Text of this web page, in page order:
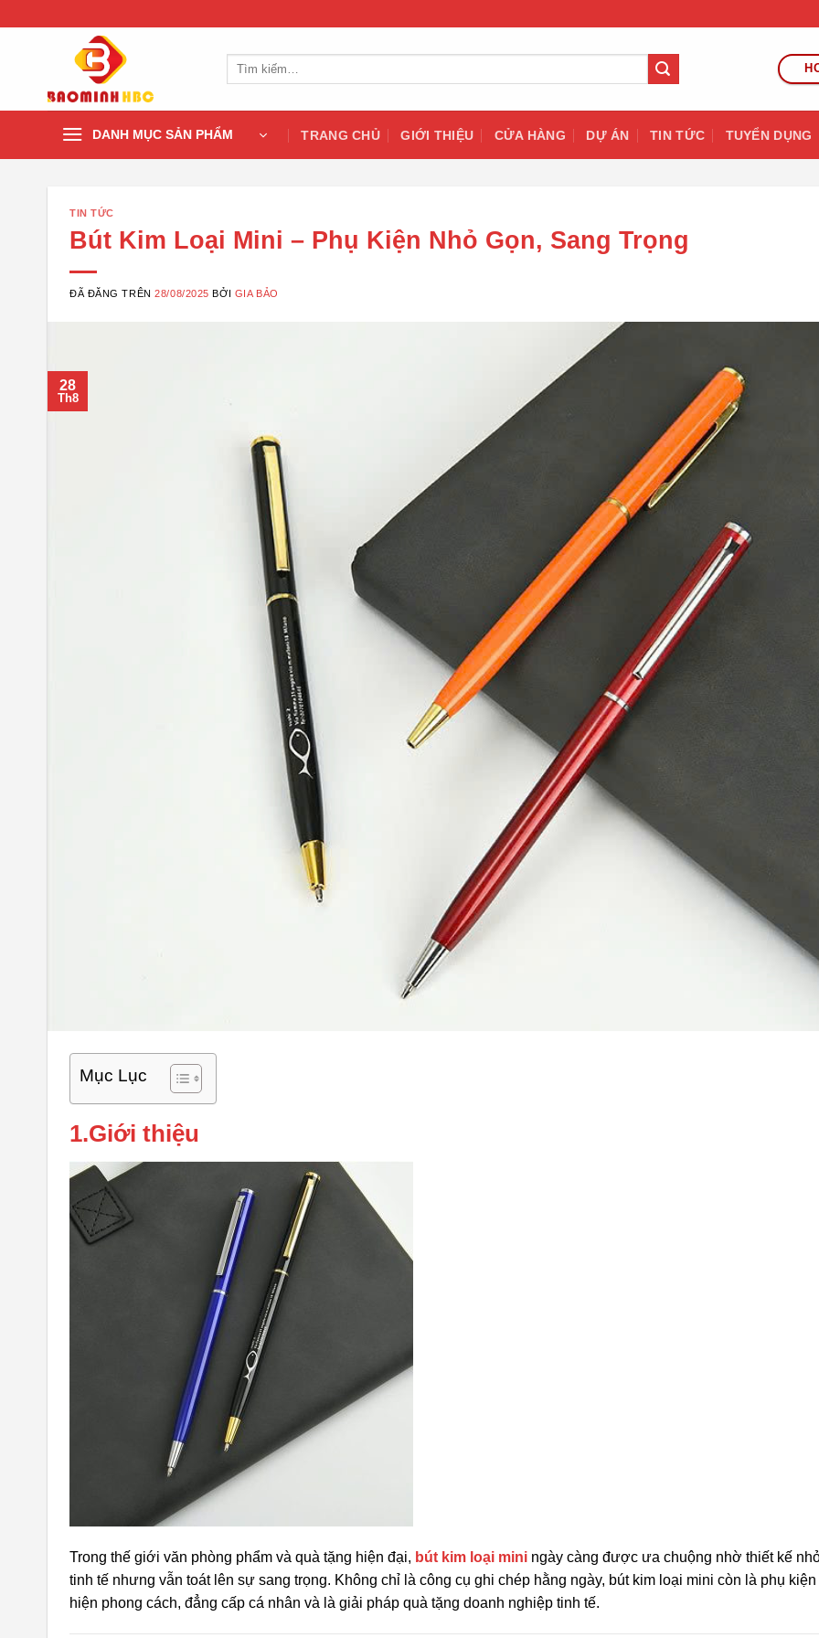
Tìm
DANH MỤC SẢN PHẨM TRANG CHỦ GIỚI THIỆU CỬA HÀNG DỰ ÁN TIN TỨC TUYỂN DỤNG
TIN TỨC
Bút Kim Loại Mini – Phụ Kiện Nhỏ Gọn, Sang Trọng
ĐÃ ĐĂNG TRÊN28/08/2025 BỞI GIA BẢO
28
Th8
Mục Lục
1.Giới thiệu
Trong thế giới văn phòng phẩm và quà tặng hiện đại, bút kim loại mini ngày càng được ưa chuộng nhờ thiết kế
tinh tế nhưng vẫn toát lên sự sang trọng. Không chỉ là công cụ ghi chép hằng ngày, bút kim loại mini còn là phụ kiện
hiện phong cách, đẳng cấp cá nhân và là giải pháp quà tặng doanh nghiệp tinh tế.